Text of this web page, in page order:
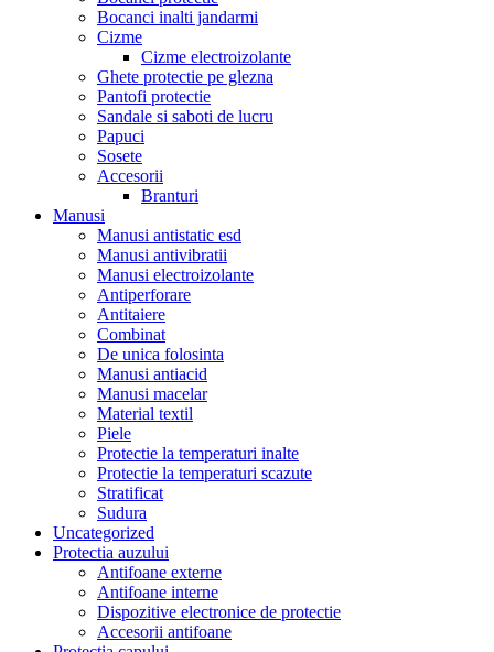
Bocanci inalti jandarmi
Cizme
Cizme electroizolante
Ghete protectie pe glezna
Pantofi protectie
Sandale si saboti de lucru
Papuci
Sosete
Accesorii
Branturi
Manusi
Manusi antistatic esd
Manusi antivibratii
Manusi electroizolante
Antiperforare
Antitaiere
Combinat
De unica folosinta
Manusi antiacid
Manusi macelar
Material textil
Piele
Protectie la temperaturi inalte
Protectie la temperaturi scazute
Stratificat
Sudura
Uncategorized
Protectia auzului
Antifoane externe
Antifoane interne
Dispozitive electronice de protectie
Accesorii antifoane